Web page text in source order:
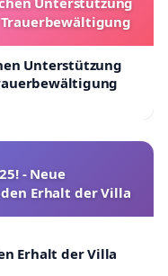
Unterstützung
- Neue
Erhalt der Villa
Erhalt der Villa